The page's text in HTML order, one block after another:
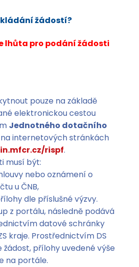
žádostí?
lhůta pro podání žádosti
pouze na základě
elektronickou cestou
Jednotného dotačního
na internetových stránkách
rispf.
musí být:
nebo oznámení o
u ČNB,
dle příslušné výzvy.
z portálu, následně podává
datové schránky
kraje. Prostřednictvím DS
žádost, přílohy uvedené výše
na portále.